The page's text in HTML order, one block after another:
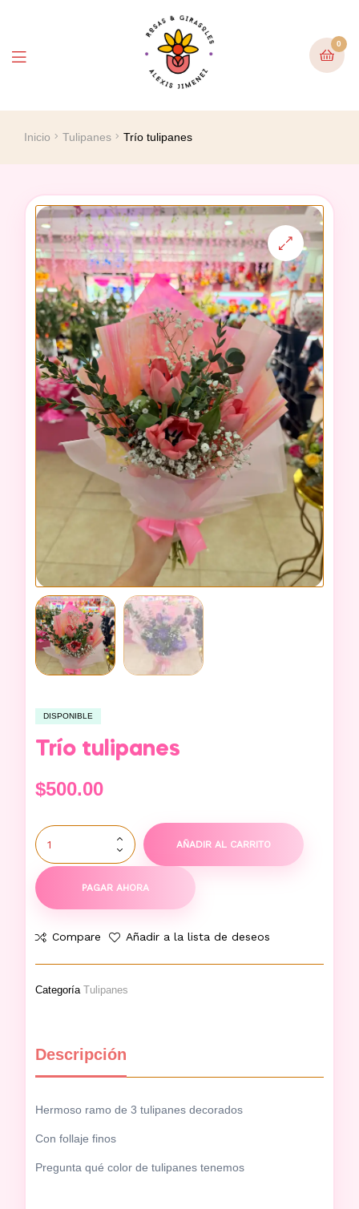
0
Inicio Tulipanes Trío tulipanes
DISPONIBLE
Trío tulipanes
$500.00
AÑADIR AL CARRITO
PAGAR AHORA
Compare Añadir a la lista de deseos
Categoría Tulipanes
Descripción
Hermoso ramo de 3 tulipanes decorados
Con follaje finos
Pregunta qué color de tulipanes tenemos